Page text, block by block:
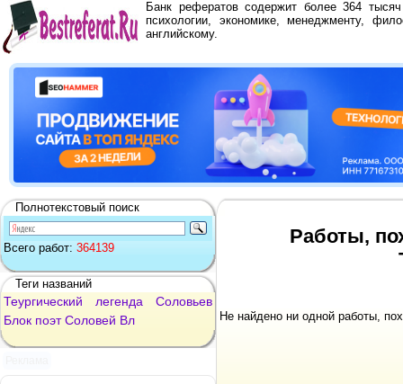
Банк рефератов содержит более 364
психологии, экономике, менеджменту,
английскому.
Полнотекстовый поиск
Всего работ: 364139
Теги названий
Теургический легенда
Соловьев
Блок поэт Соловей Вл
Работы,
Не найдено ни одной работы,